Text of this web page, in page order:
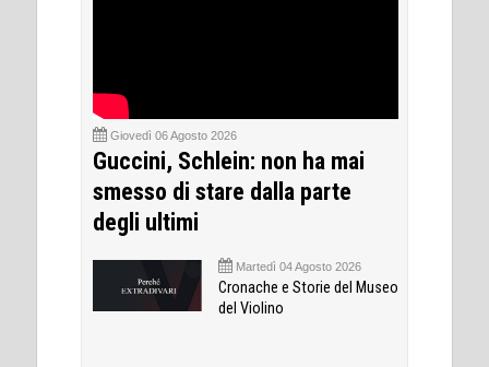
Giovedì 06 Agosto 2026
Guccini, Schlein: non ha mai
smesso di stare dalla parte
degli ultimi
Martedì 04 Agosto 2026
Cronache e Storie del Museo
del Violino